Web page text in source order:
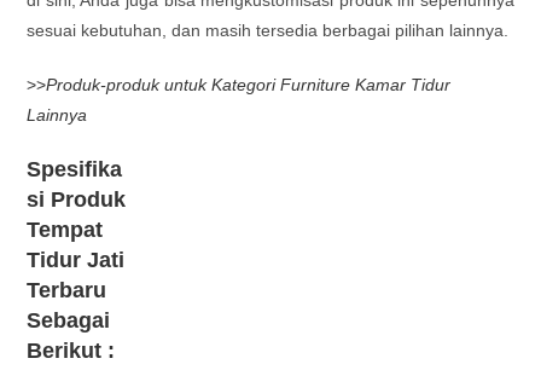
sesuai kebutuhan, dan masih tersedia berbagai pilihan lainnya.
>>Produk-produk untuk Kategori Furniture Kamar Tidur
Lainnya
Spesifika
si Produk
Tempat
Tidur Jati
Terbaru
Sebagai
Berikut :